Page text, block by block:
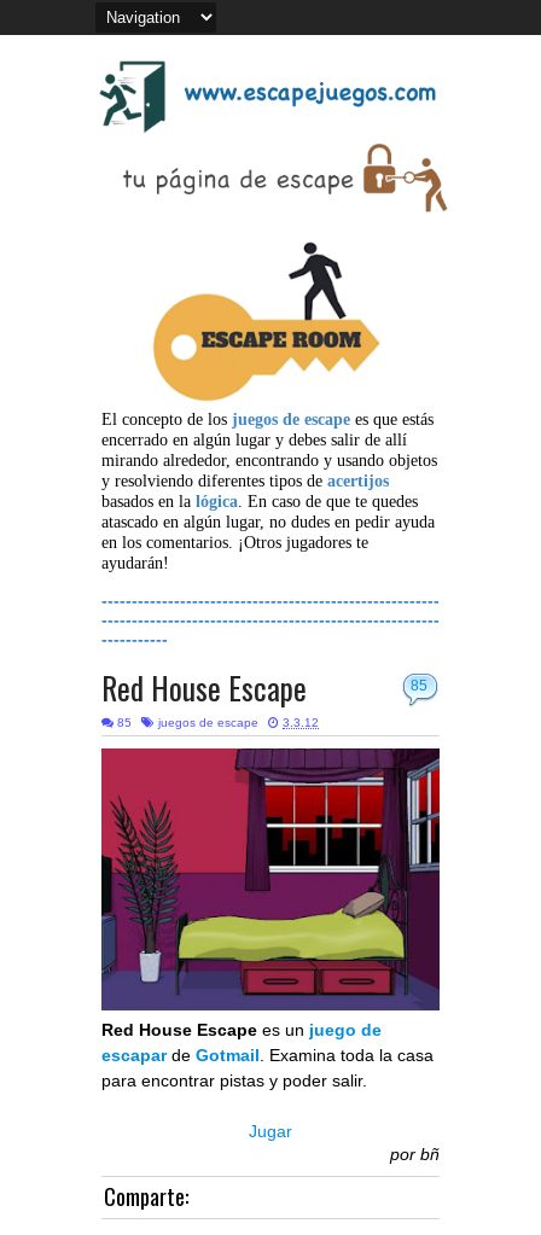
El concepto de los juegos de escape es que estás
encerrado en algún lugar y debes salir de allí
mirando alrededor, encontrando y usando objetos
y resolviendo diferentes tipos de acertijos
basados en la lógica. En caso de que te quedes
atascado en algún lugar, no dudes en pedir ayuda
en los comentarios. ¡Otros jugadores te
ayudarán!
--------------------------------------------------------
--------------------------------------------------------
-----------
85
Red House Escape
85 juegos de escape 3.3.12
Red House Escape es un juego de
escaparde Gotmail. Examina toda la casa
para encontrar pistas y poder salir.
Jugar
por bñ
Comparte: